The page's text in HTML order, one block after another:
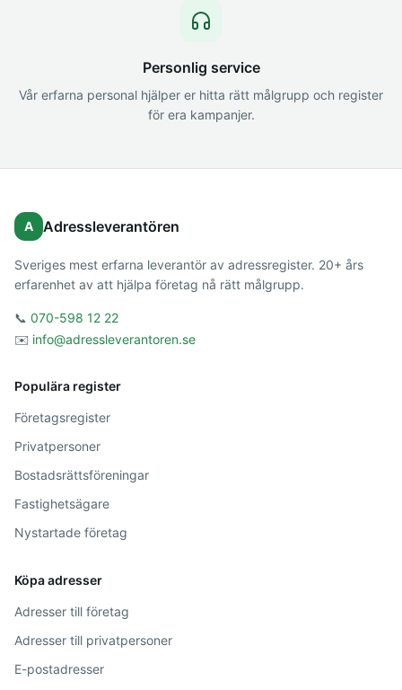
Personlig service
Vår erfarna personal hjälper er hitta rätt målgrupp och register
för era kampanjer.
A Adressleverantören
Sveriges mest erfarna leverantör av adressregister. 20+ års
erfarenhet av att hjälpa företag nå rätt målgrupp.
📞 070-598 12 22
✉️ info@adressleverantoren.se
Populära register
Företagsregister
Privatpersoner
Bostadsrättsföreningar
Fastighetsägare
Nystartade företag
Köpa adresser
Adresser till företag
Adresser till privatpersoner
E-postadresser